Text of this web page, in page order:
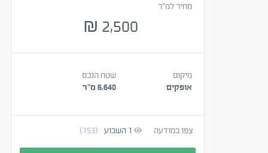
מחיר למ"ר
2,500
₪
מיקום
אופקים
שטח הנכס
6,640 מ״ר
צפו במודעה 1 השבוע (153)